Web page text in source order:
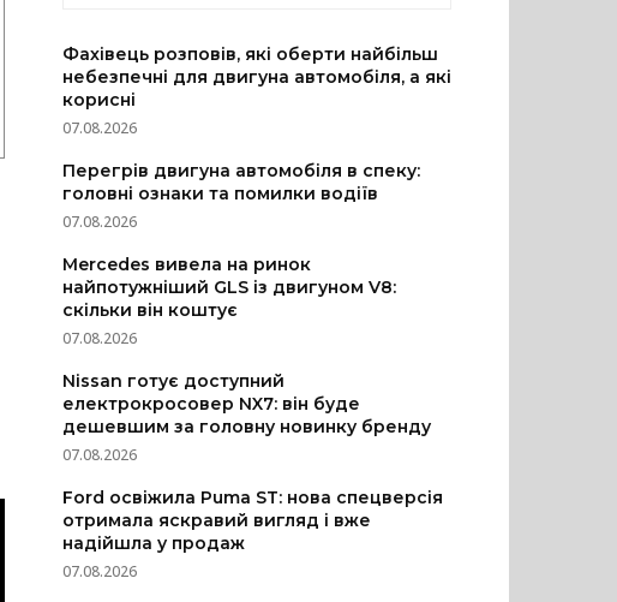
Фахівець розповів, які оберти найбільш
небезпечні для двигуна автомобіля, а які
корисні
07.08.2026
Перегрів двигуна автомобіля в спеку:
головні ознаки та помилки водіїв
07.08.2026
Mercedes вивела на ринок
найпотужніший GLS із двигуном V8:
скільки він коштує
07.08.2026
Nissan готує доступний
електрокросовер NX7: він буде
дешевшим за головну новинку бренду
07.08.2026
Ford освіжила Puma ST: нова спецверсія
отримала яскравий вигляд і вже
надійшла у продаж
07.08.2026